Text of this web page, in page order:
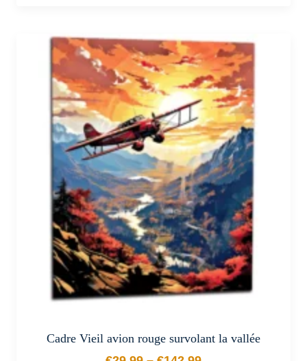
a
plusieurs
variations.
Les
options
peuvent
être
choisies
sur
la
page
du
produit
Cadre Vieil avion rouge survolant la vallée